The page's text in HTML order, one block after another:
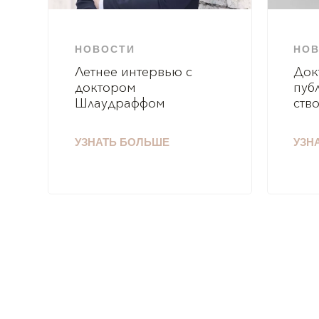
НОВОСТИ
Летнее интервью с
доктором
Шлаудраффом
УЗНАТЬ БОЛЬШЕ